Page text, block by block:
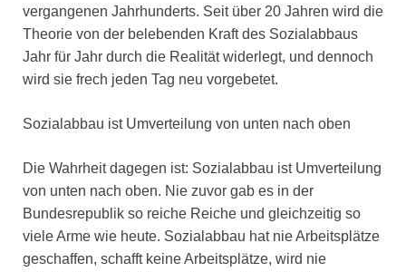
vergangenen Jahrhunderts. Seit über 20 Jahren wird die
Theorie von der belebenden Kraft des Sozialabbaus
Jahr für Jahr durch die Realität widerlegt, und dennoch
wird sie frech jeden Tag neu vorgebetet.
Sozialabbau ist Umverteilung von unten nach oben
Die Wahrheit dagegen ist: Sozialabbau ist Umverteilung
von unten nach oben. Nie zuvor gab es in der
Bundesrepublik so reiche Reiche und gleichzeitig so
viele Arme wie heute. Sozialabbau hat nie Arbeitsplätze
geschaffen, schafft keine Arbeitsplätze, wird nie